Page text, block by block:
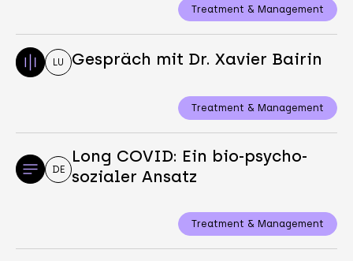
Treatment & Management
LU Gespräch mit Dr. Xavier Bairin
Treatment & Management
DE
Long COVID: Ein bio-psycho-
sozialer Ansatz
Treatment & Management